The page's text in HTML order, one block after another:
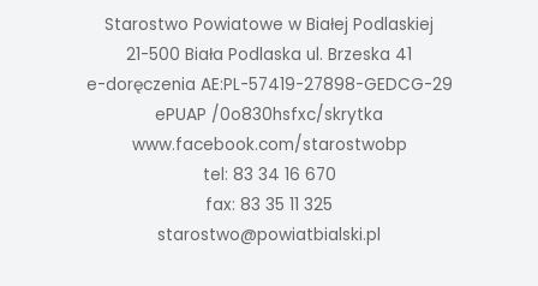
Starostwo Powiatowe w Białej Podlaskiej
21-500 Biała Podlaska ul. Brzeska 41
e-doręczenia AE:PL-57419-27898-GEDCG-29
ePUAP /0o830hsfxc/skrytka
www.facebook.com/starostwobp
tel: 83 34 16 670
fax: 83 35 11 325
starostwo@powiatbialski.pl